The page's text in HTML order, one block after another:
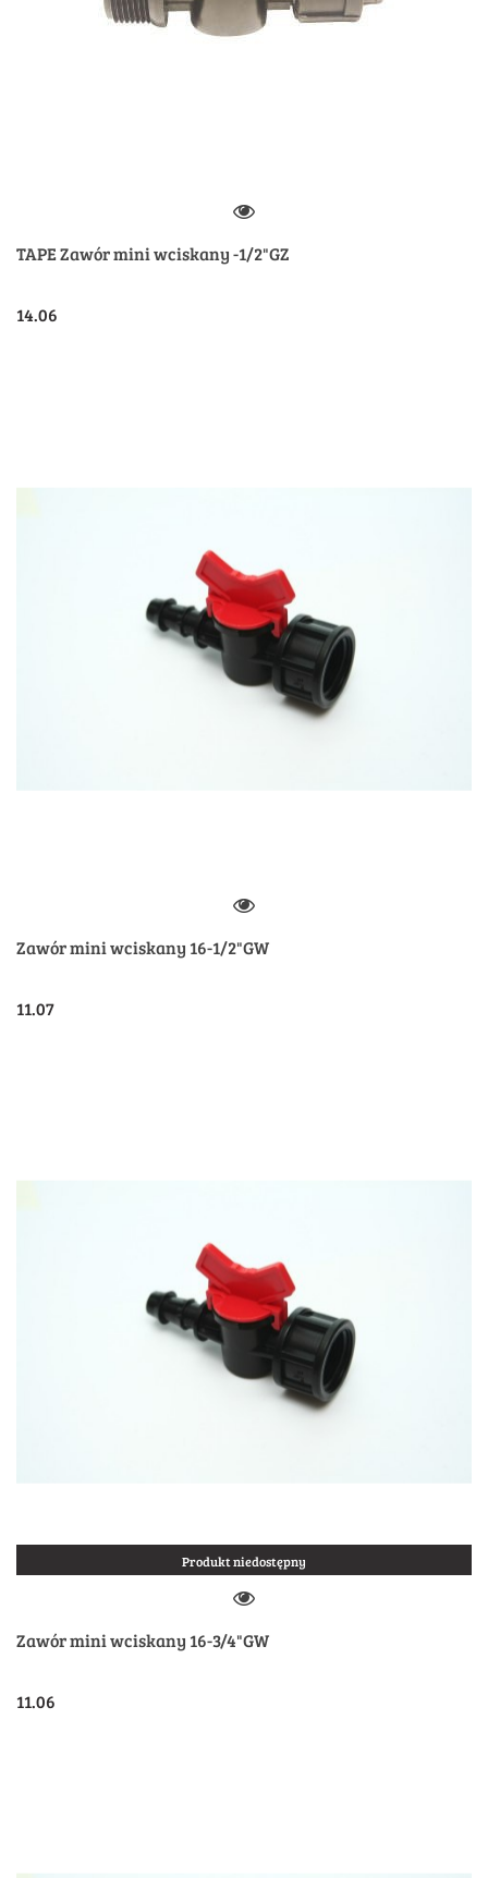
TAPE Zawór mini wciskany -1/2"GZ
14.06
Zawór mini wciskany 16-1/2"GW
11.07
Produkt niedostępny
Zawór mini wciskany 16-3/4"GW
11.06